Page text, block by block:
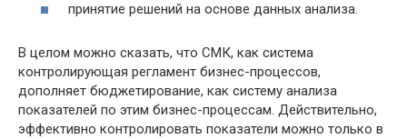
принятие решений на основе данных анализа.
В целом можно сказать, что СМК, как система
контролирующая регламент бизнес-процессов,
дополняет бюджетирование, как систему анализа
показателей по этим бизнес-процессам. Действительно,
эффективно контролировать показатели можно только в